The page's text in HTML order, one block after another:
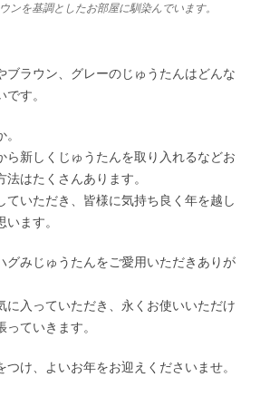
ンを基調としたお部屋に馴染んでいます。
ブラウン、グレーのじゅうたんはどんな
す。
ら新しくじゅうたんを取り入れるなどお
はたくさんあります。
ていただき、皆様に気持ち良く年を越し
ます。
グみじゅうたんをご愛用いただきありが
に入っていただき、永くお使いいただけ
ていきます。
け、よいお年をお迎えくださいませ。